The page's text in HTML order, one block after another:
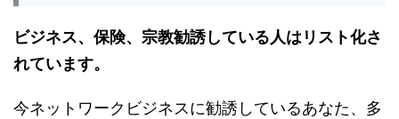
ビジネス、保険、宗教勧誘している人はリスト化さ
れています。
今ネットワークビジネスに勧誘しているあなた、多